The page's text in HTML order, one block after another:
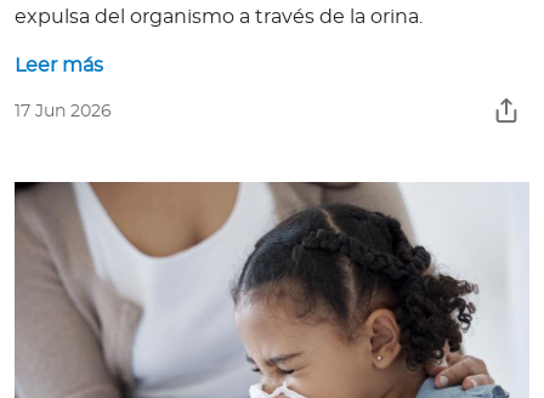
expulsa del organismo a través de la orina.
Leer más
17 Jun 2026